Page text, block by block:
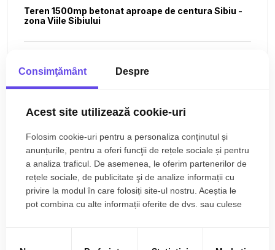
Teren 1500mp betonat aproape de centura Sibiu -
zona Viile Sibiului
Zone de top terenuri de inchiriat
Terenuri de inchiriat in Sibiu Viile Sibiului
Terenuri de inchiriat in Sibiu Calea Surii Mici
Apartamente de inchiriat
Apartamente de inchiriat in Sibiu
Apartamente de inchiriat in Brasov
Apartamente de inchiriat in Sibiu Central
Consimţământ Despre
Acest site utilizează cookie-uri
Folosim cookie-uri pentru a personaliza conținutul și
anunțurile, pentru a oferi funcţii de rețele sociale și pentru
a analiza traficul. De asemenea, le oferim partenerilor de
rețele sociale, de publicitate şi de analize informații cu
privire la modul în care folosiți site-ul nostru. Aceștia le
pot combina cu alte informații oferite de dvs. sau culese